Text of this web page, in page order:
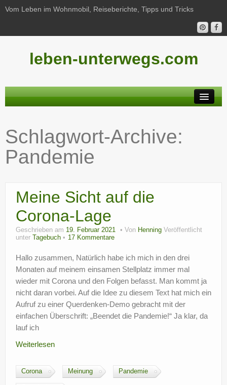
Vom Leben im Wohnmobil, Reiseberichte, Tipps und Tricks
leben-unterwegs.com
Reiseberichte
Unterwegs
Freizeit
Wohnmobil-Technik
?
Schlagwort-Archive:
Pandemie
Meine Sicht auf die
Corona-Lage
Geschrieben am 19. Februar 2021 Von Henning Veröffentlicht
unter
Tagebuch 17 Kommentare
Hallo zusammen, Natürlich habe ich mich in den drei
Monaten auf meinem einsamen Stellplatz immer mal
wieder mit Corona und den Folgen befasst. Man kommt ja
nicht daran vorbei. Auf die Idee zu diesem Text hat mich ein
Aufruf zu einer Querdenken-Demo gebracht mit der
einfachen Überschrift: „Beendet die Pandemie!“ Ja klar, da
lauf ich
Weiterlesen
Corona Meinung Pandemie